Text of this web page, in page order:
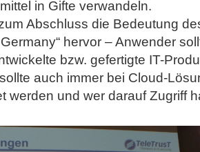
in Gifte verwandeln.
Abschluss die Bedeutung
hervor – Anwender
bzw. gefertigte IT-
auch immer bei Cloud-
werden und wer darauf Zugriff